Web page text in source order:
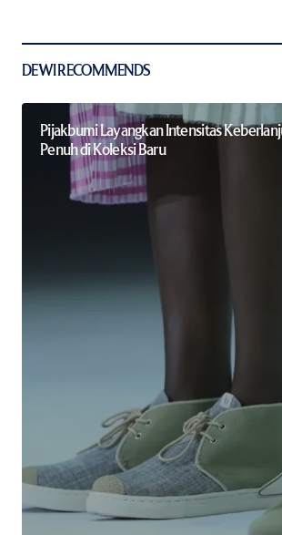
DEWI RECOMMENDS
Pijakbumi Layangkan Intensitas
Penuh di Koleksi Baru